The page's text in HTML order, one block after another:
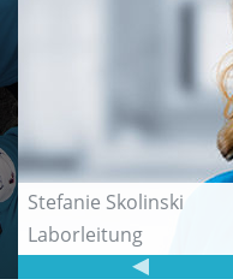
Stefanie Skolinski
Laborleitung